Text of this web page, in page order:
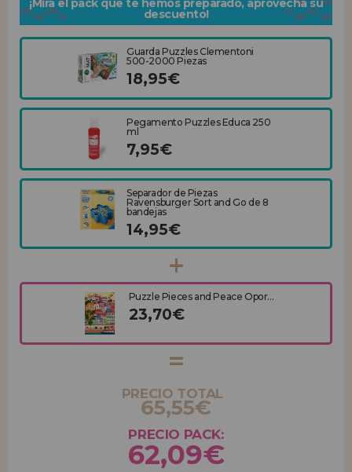
¡Mira el pack que te hemos preparado, aprovecha su
descuento!
Guarda Puzzles Clementoni
500-2000 Piezas
18,95€
Pegamento Puzzles Educa 250
ml
7,95€
Separador de Piezas
Ravensburger Sort and Go de 8
bandejas
14,95€
Puzzle Pieces and Peace Opor...
23,70€
PRECIO TOTAL
65,55€
PRECIO PACK:
62,09€